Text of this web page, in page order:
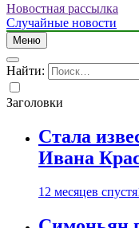
Новостная рассылка
Случайные новости
Меню
Найти:
Заголовки
Стала
Ивана
12 месяцев спустя